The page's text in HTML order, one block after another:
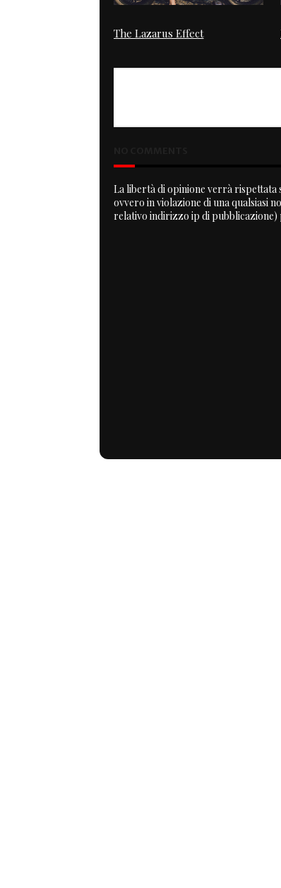
The Lazarus Effect
La libertà di opinione verrà rispettata
ovvero in violazione di una qualsiasi
relativo indirizzo ip di pubblicazione)